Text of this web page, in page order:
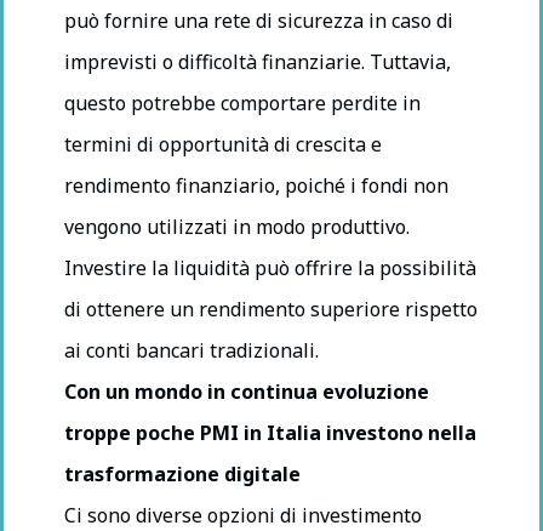
può fornire una rete di sicurezza in caso di
imprevisti o difficoltà finanziarie. Tuttavia,
questo potrebbe comportare perdite in
termini di opportunità di crescita e
rendimento finanziario, poiché i fondi non
vengono utilizzati in modo produttivo.
Investire la liquidità può offrire la possibilità
di ottenere un rendimento superiore rispetto
ai conti bancari tradizionali.
Con un mondo in continua evoluzione
troppe poche PMI in Italia investono nella
trasformazione digitale
Ci sono diverse opzioni di investimento